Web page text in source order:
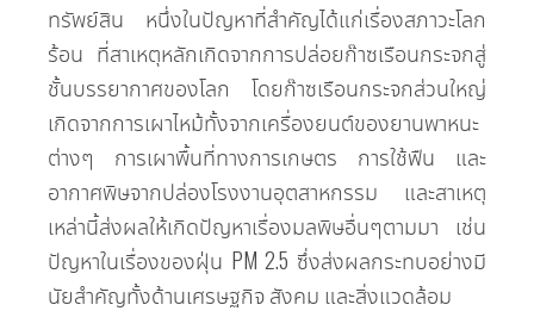
ทรัพย์สิน หนึ่งในปัญหาที่สำคัญได้แก่เรื่องสภาวะโลก
ร้อน ที่สาเหตุหลักเกิดจากการปล่อยก๊าซเรือนกระจกสู่
ชั้นบรรยากาศของโลก โดยก๊าซเรือนกระจกส่วนใหญ่
เกิดจากการเผาไหม้ทั้งจากเครื่องยนต์ของยานพาหนะ
ต่างๆ การเผาพื้นที่ทางการเกษตร การใช้ฟืน และ
อากาศพิษจากปล่องโรงงานอุตสาหกรรม และสาเหตุ
เหล่านี้ส่งผลให้เกิดปัญหาเรื่องมลพิษอื่นๆตามมา เช่น
ปัญหาในเรื่องของฝุ่น PM 2.5 ซึ่งส่งผลกระทบอย่างมี
นัยสำคัญทั้งด้านเศรษฐกิจ สังคม และสิ่งแวดล้อม